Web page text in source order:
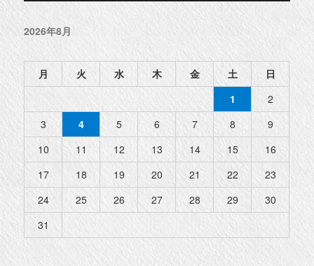
2026年8月
月 火 水 木 金 土
日
1
2
3
4 5 6 7 8
9
10
11 12 13 14 15
16
17
18 19 20 21 22
23
24
25 26 27 28 29
30
31